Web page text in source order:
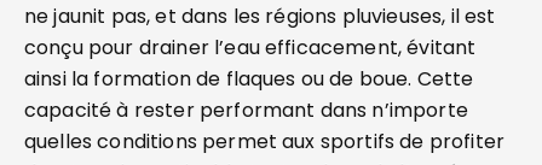
ne jaunit pas, et dans les régions pluvieuses, il est
conçu pour drainer l’eau efficacement, évitant
ainsi la formation de flaques ou de boue. Cette
capacité à rester performant dans n’importe
quelles conditions permet aux sportifs de profiter